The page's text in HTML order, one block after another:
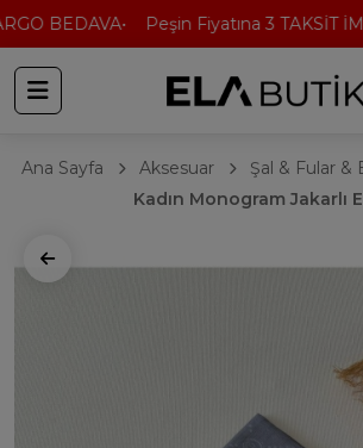
BEDAVA Peşin Fiyatına 3 TAKSİT
Ana Sayfa Aksesuar Şal & Fular &
Kadın Monogram Jakarlı